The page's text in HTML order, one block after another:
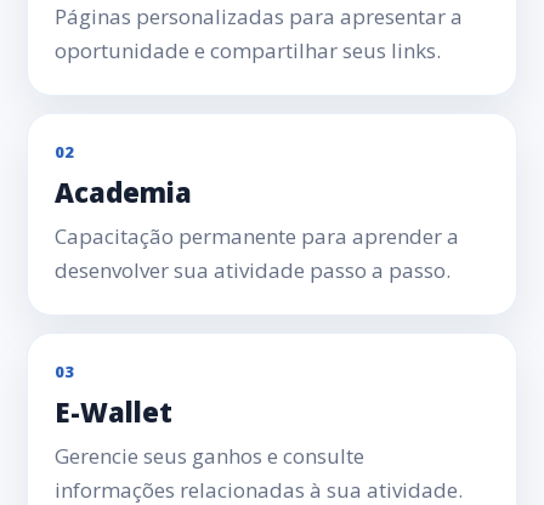
Páginas personalizadas para apresentar a
oportunidade e compartilhar seus links.
02
Academia
Capacitação permanente para aprender a
desenvolver sua atividade passo a passo.
03
E-Wallet
Gerencie seus ganhos e consulte
informações relacionadas à sua atividade.